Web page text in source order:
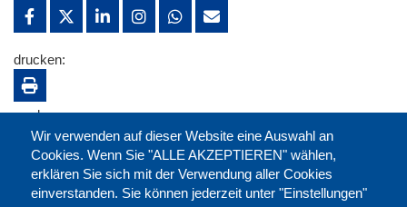
Wir verwenden auf dieser Website eine Auswahl an
Cookies. Wenn Sie "ALLE AKZEPTIEREN" wählen,
erklären Sie sich mit der Verwendung aller Cookies
einverstanden. Sie können jederzeit unter "Einstellungen"
drucken:
merken: